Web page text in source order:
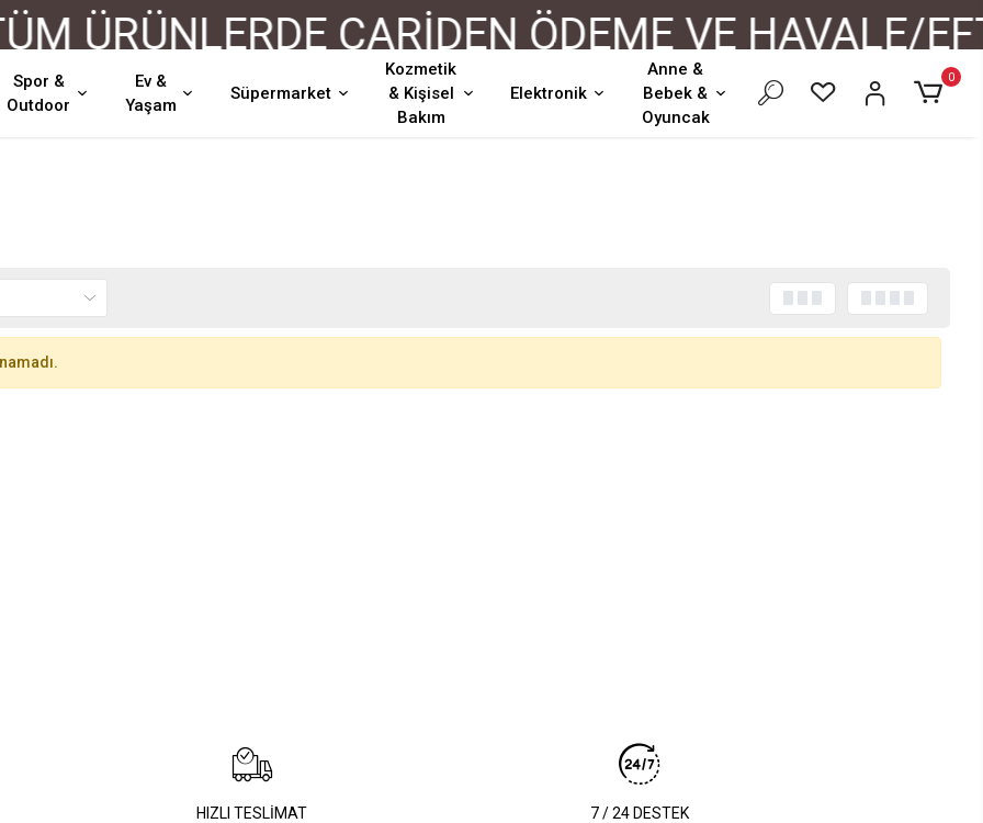
ÜRÜNLERDE CARİDEN ÖDEME VE HAVALE/
Spor &
Outdoor
Ev &
Yaşam
Süpermarket
Kozmetik
& Kişisel
Bakım
Elektronik
Anne &
Bebek &
Oyuncak
0
HIZLI TESLİMAT 7 / 24 DESTEK